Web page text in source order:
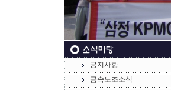
공지사항
금속노조소식